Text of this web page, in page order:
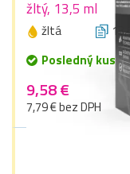
žltý, 13,5 ml
žltá
Posledný kus
9,58 €
7,79 € bez DPH